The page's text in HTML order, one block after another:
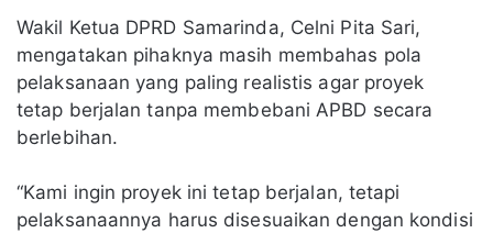
Wakil Ketua DPRD Samarinda, Celni Pita Sari,
mengatakan pihaknya masih membahas pola
pelaksanaan yang paling realistis agar proyek
tetap berjalan tanpa membebani APBD secara
berlebihan.
“Kami ingin proyek ini tetap berjalan, tetapi
pelaksanaannya harus disesuaikan dengan kondisi